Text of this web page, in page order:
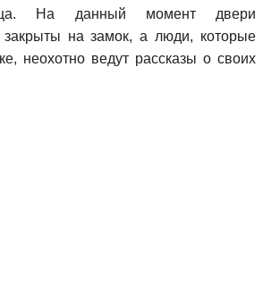
На данный момент двери
закрыты на замок, а люди, которые
неохотно ведут рассказы о своих